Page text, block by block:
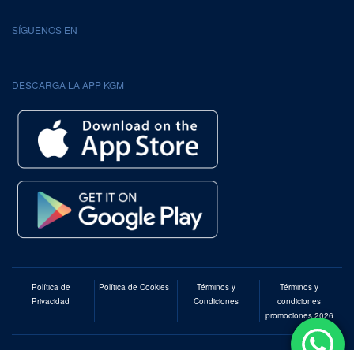
SÍGUENOS EN
DESCARGA LA APP KGM
Política de
Privacidad
Política de Cookies
Términos y
Condiciones
Términos y
condiciones
promociones 2026